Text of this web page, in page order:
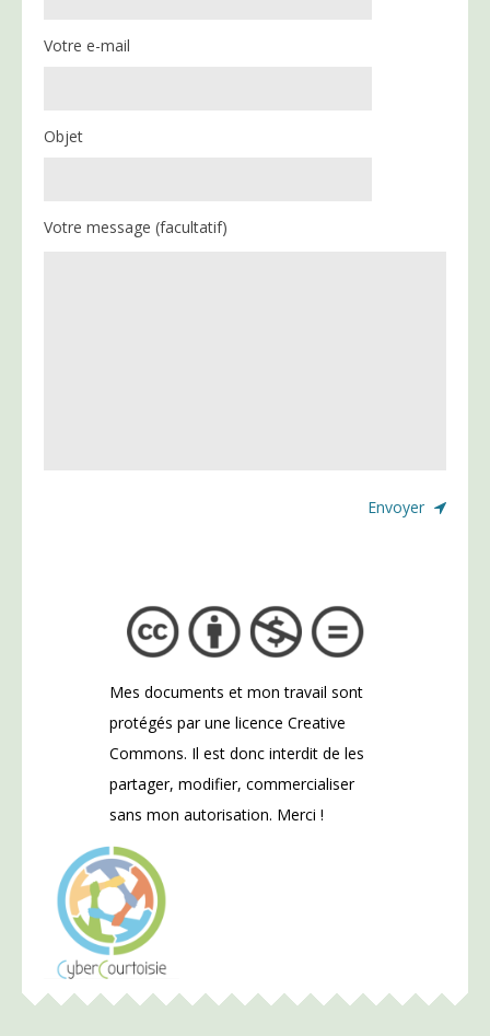
Votre e-mail
Objet
Votre message (facultatif)
Mes documents et mon travail sont
protégés par une licence Creative
Commons. Il est donc interdit de les
partager, modifier, commercialiser
sans mon autorisation. Merci !